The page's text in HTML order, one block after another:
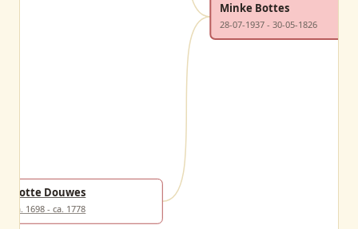
Botte Douwes
ca. 1698 - ca. 1778
Minke Bottes
28-07-1937 - 30-05-1826